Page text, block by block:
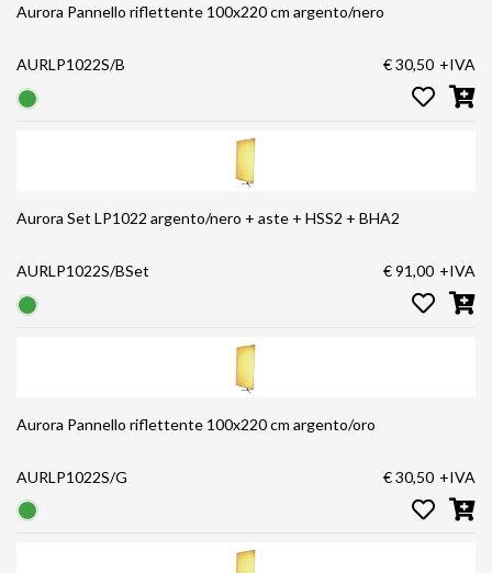
Aurora Pannello riflettente 100x220 cm argento/nero
AURLP1022S/B € 30,50 +IVA
Aurora Set LP1022 argento/nero + aste + HSS2 + BHA2
AURLP1022S/BSet € 91,00 +IVA
Aurora Pannello riflettente 100x220 cm argento/oro
AURLP1022S/G € 30,50 +IVA